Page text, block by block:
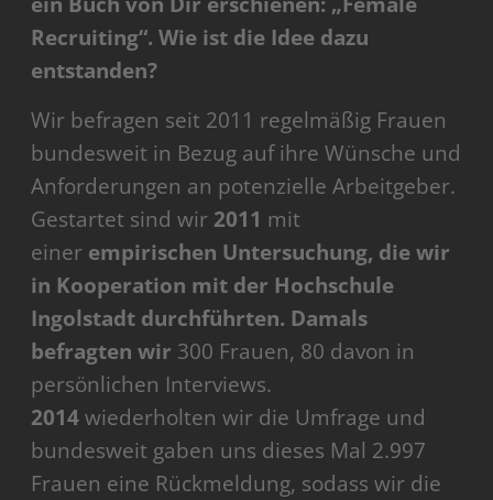
Recruiting“. Wie ist die Idee dazu
entstanden?
Wir befragen seit 2011 regelmäßig Frauen
bundesweit in Bezug auf ihre Wünsche und
Anforderungen an potenzielle Arbeitgeber.
Gestartet sind wir 2011 mit
einer empirischen Untersuchung, die wir
in Kooperation mit der Hochschule
Ingolstadt durchführten. Damals
befragten wir 300 Frauen, 80 davon in
persönlichen Interviews.
2014wiederholten wir die Umfrage und
bundesweit gaben uns dieses Mal 2.997
Frauen eine Rückmeldung, sodass wir die